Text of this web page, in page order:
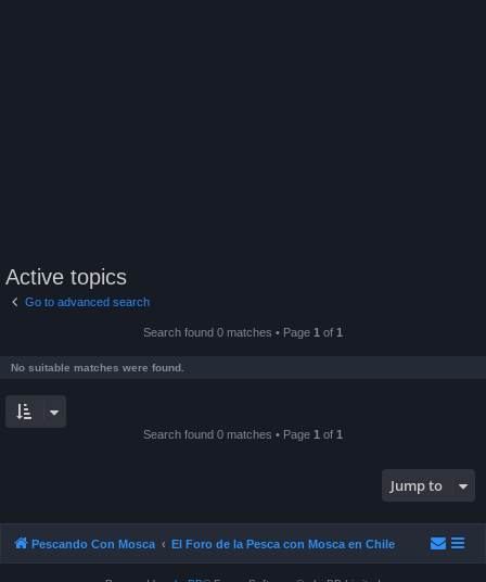
Active topics
Go to advanced search
Search found 0 matches • Page 1 of 1
No suitable matches were found.
Search found 0 matches • Page 1 of 1
Jump to
Pescando Con Mosca El Foro de la Pesca con Mosca en Chile